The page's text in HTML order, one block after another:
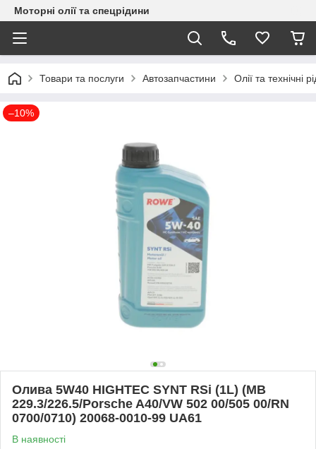
Моторні олії та спецрідини
Товари та послуги Автозапчастини Олії та технічні
–10%
Олива 5W40 HIGHTEC SYNT RSi (1L) (MB
229.3/226.5/Porsche A40/VW 502 00/505 00/RN
0700/0710) 20068-0010-99 UA61
В наявності